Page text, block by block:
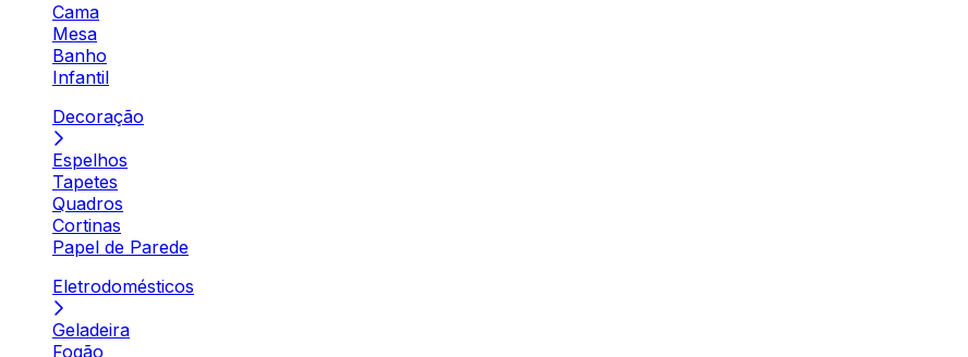
Cama
Mesa
Banho
Infantil
Decoração
Espelhos
Tapetes
Quadros
Cortinas
Papel de Parede
Eletrodomésticos
Geladeira
Fogão